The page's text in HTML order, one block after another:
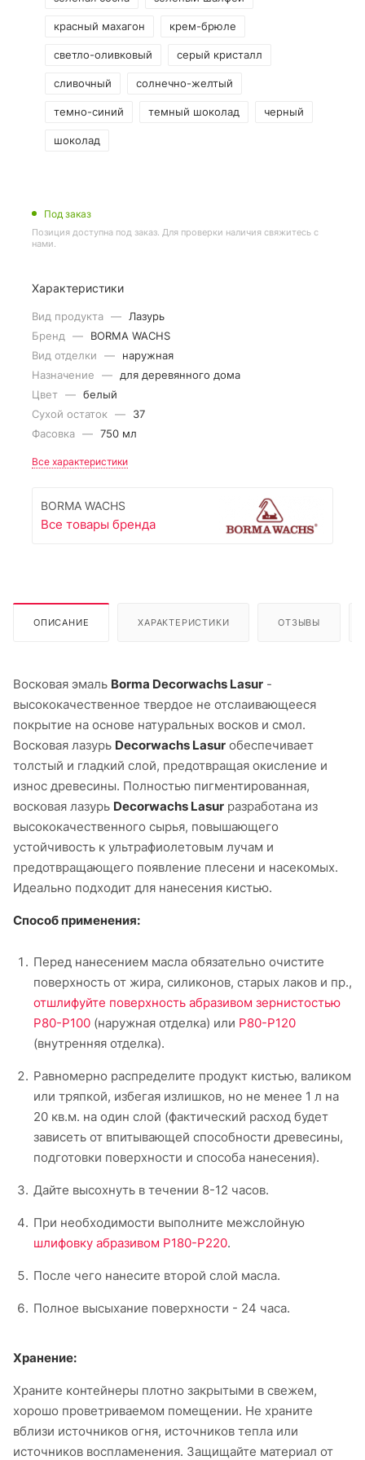
красный махагон крем-брюле
светло-оливковый серый кристалл
сливочный солнечно-желтый
темно-синий темный шоколад черный
шоколад
Под заказ
Позиция доступна под заказ. Для проверки наличия свяжитесь с
нами.
Характеристики
Вид продукта —
Лазурь
Бренд
—
BORMA WACHS
Вид отделки
—
наружная
Назначение
—
для деревянного дома
Цвет — белый
Сухой остаток —
37
Фасовка — 750 мл
Все характеристики
BORMA WACHS
Все товары бренда
ОПИСАНИЕ ХАРАКТЕРИСТИКИ ОТЗЫВЫ
Восковая эмаль Borma Decorwachs Lasur -
высококачественное твердое не отслаивающееся
покрытие на основе натуральных восков и смол.
Восковая лазурь Decorwachs Lasur обеспечивает
толстый и гладкий слой, предотвращая окисление и
износ древесины. Полностью пигментированная,
восковая лазурь Decorwachs Lasur разработана из
высококачественного сырья, повышающего
устойчивость к ультрафиолетовым лучам и
предотвращающего появление плесени и насекомых.
Идеально подходит для нанесения кистью.
Способ применения:
Перед нанесением масла обязательно очистите
поверхность от жира, силиконов, старых лаков и пр.,
отшлифуйте поверхность абразивом зернистостью
Р80-Р100 (наружная отделка) или Р80-Р120
(внутренняя отделка).
Равномерно распределите продукт кистью, валиком
или тряпкой, избегая излишков, но не менее 1 л на
20 кв.м. на один слой (фактический расход будет
зависеть от впитывающей способности древесины,
подготовки поверхности и способа нанесения).
Дайте высохнуть в течении 8-12 часов.
При необходимости выполните межслойную
шлифовку абразивом Р180-Р220.
После чего нанесите второй слой масла.
Полное высыхание поверхности - 24 часа.
Хранение:
Храните контейнеры плотно закрытыми в свежем,
хорошо проветриваемом помещении. Не храните
вблизи источников огня, источников тепла или
источников воспламенения. Защищайте материал от